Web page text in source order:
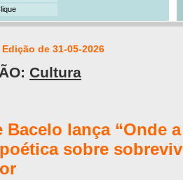
de 31-05-2026
Cultura
Bacelo lança “Onde
sobre